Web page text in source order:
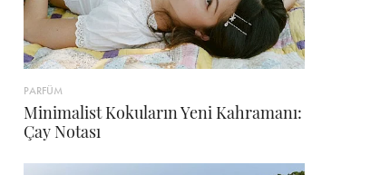
PARFÜM
Minimalist Kokuların Yeni Kahramanı:
Çay Notası